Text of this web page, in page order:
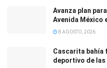
Avanza plan
Avenida México
8 AGOSTO, 2026
Cascarita bahía
deportivo de las